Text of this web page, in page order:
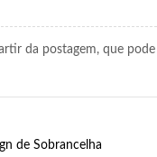
da postagem, que pode
de Sobrancelha